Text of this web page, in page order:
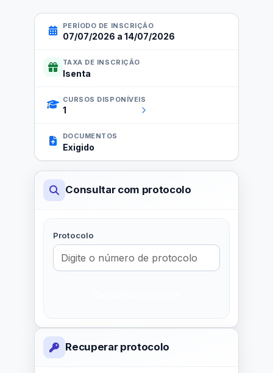
PERÍODO DE INSCRIÇÃO
07/07/2026 a 14/07/2026
TAXA DE INSCRIÇÃO
Isenta
CURSOS DISPONÍVEIS
1
DOCUMENTOS
Exigido
Consultar com protocolo
Protocolo
Recuperar protocolo